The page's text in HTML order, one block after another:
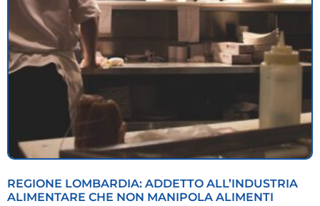
REGIONE LOMBARDIA: ADDETTO ALL’INDUSTRIA
ALIMENTARE CHE NON MANIPOLA ALIMENTI